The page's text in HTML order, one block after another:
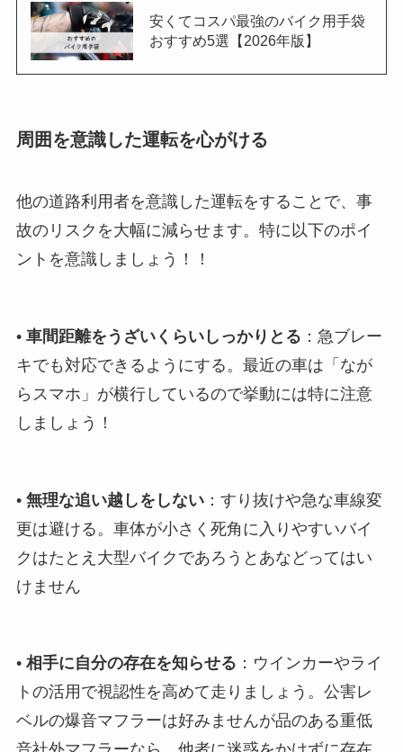
安くてコスパ最強のバイク用手袋
おすすめ5選【2026年版】
周囲を意識した運転を心がける
他の道路利用者を意識した運転をすることで、事
故のリスクを大幅に減らせます。特に以下のポイ
ントを意識しましょう！！
• 車間距離をうざいくらいしっかりとる ：急ブレー
キでも対応できるようにする。最近の車は「なが
らスマホ」が横行しているので挙動には特に注意
しましょう！
• 無理な追い越しをしない：すり抜けや急な車線変
更は避ける。車体が小さく死角に入りやすいバイ
クはたとえ大型バイクであろうとあなどってはい
けません
• 相手に自分の存在を知らせる ：ウインカーやライ
トの活用で視認性を高めて走りましょう。公害レ
ベルの爆音マフラーは好みませんが品のある重低